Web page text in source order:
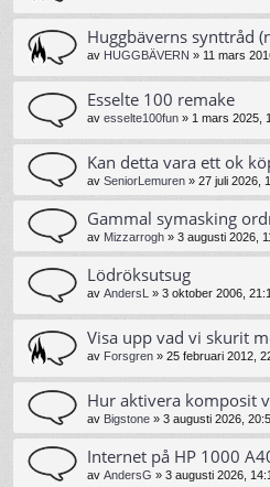
Huggbäverns synttråd
av HUGGBÄVERN » 11 mars
Esselte 100 remake
av esselte100fun » 1 mars 2025,
Kan detta vara ett ok
av SeniorLemuren » 27 juli 2026,
Gammal symasking
av Mizzarrogh » 3 augusti 2026,
Lödröksutsug
av AndersL » 3 oktober 2006,
Visa upp vad vi skurit
av Forsgren » 25 februari 2012,
Hur aktivera komposit
av Bigstone » 3 augusti 2026,
Internet på HP 1000
av AndersG » 3 augusti 2026,